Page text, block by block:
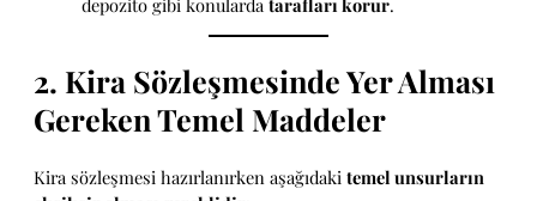
2. Kira Sözleşmesinde Yer Alması
Gereken Temel Maddeler
Kira sözleşmesi hazırlanırken aşağıdaki temel unsurların